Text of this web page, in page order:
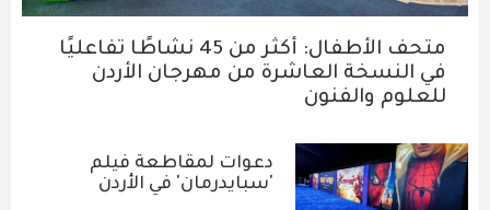
متحف الأطفال: أكثر من 45 نشاطًا تفاعليًا
في النسخة العاشرة من مهرجان الأردن
للعلوم والفنون
دعوات لمقاطعة فيلم
'سبايدرمان' في الأردن